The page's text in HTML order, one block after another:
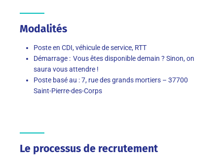
Modalités
Poste en CDI, véhicule de service, RTT
Démarrage : Vous êtes disponible demain ? Sinon, on
saura vous attendre !
Poste basé au : 7, rue des grands mortiers – 37700
Saint-Pierre-des-Corps
Le processus de recrutement